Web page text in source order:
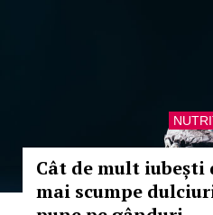
Cât de mult iubești
mai scumpe